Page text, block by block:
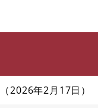
2026年2月17日